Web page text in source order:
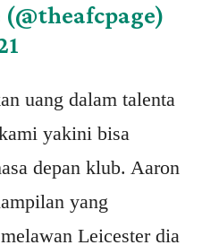
(@theafcpage)
uang dalam talenta
yakini bisa
depan klub. Aaron
yang
Leicester dia